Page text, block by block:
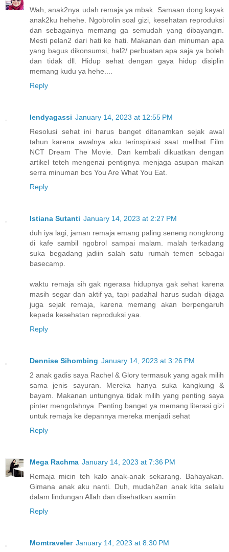
Wah, anak2nya udah remaja ya mbak. Samaan dong kayak
anak2ku hehehe. Ngobrolin soal gizi, kesehatan reproduksi
dan sebagainya memang ga semudah yang dibayangin.
Mesti pelan2 dari hati ke hati. Makanan dan minuman apa
yang bagus dikonsumsi, hal2/ perbuatan apa saja ya boleh
dan tidak dll. Hidup sehat dengan gaya hidup disiplin
memang kudu ya hehe....
Reply
lendyagassi January 14, 2023 at 12:55 PM
Resolusi sehat ini harus banget ditanamkan sejak awal
tahun karena awalnya aku terinspirasi saat melihat Film
NCT Dream The Movie. Dan kembali dikuatkan dengan
artikel teteh mengenai pentignya menjaga asupan makan
serra minuman bcs You Are What You Eat.
Reply
Istiana Sutanti January 14, 2023 at 2:27 PM
duh iya lagi, jaman remaja emang paling seneng nongkrong
di kafe sambil ngobrol sampai malam. malah terkadang
suka begadang jadiin salah satu rumah temen sebagai
basecamp.
waktu remaja sih gak ngerasa hidupnya gak sehat karena
masih segar dan aktif ya, tapi padahal harus sudah dijaga
juga sejak remaja, karena memang akan berpengaruh
kepada kesehatan reproduksi yaa.
Reply
Dennise Sihombing January 14, 2023 at 3:26 PM
2 anak gadis saya Rachel & Glory termasuk yang agak milih
sama jenis sayuran. Mereka hanya suka kangkung &
bayam. Makanan untungnya tidak milih yang penting saya
pinter mengolahnya. Penting banget ya memang literasi gizi
untuk remaja ke depannya mereka menjadi sehat
Reply
Mega Rachma January 14, 2023 at 7:36 PM
Remaja micin teh kalo anak-anak sekarang. Bahayakan.
Gimana anak aku nanti. Duh, mudah2an anak kita selalu
dalam lindungan Allah dan disehatkan aamiin
Reply
Momtraveler January 14, 2023 at 8:30 PM